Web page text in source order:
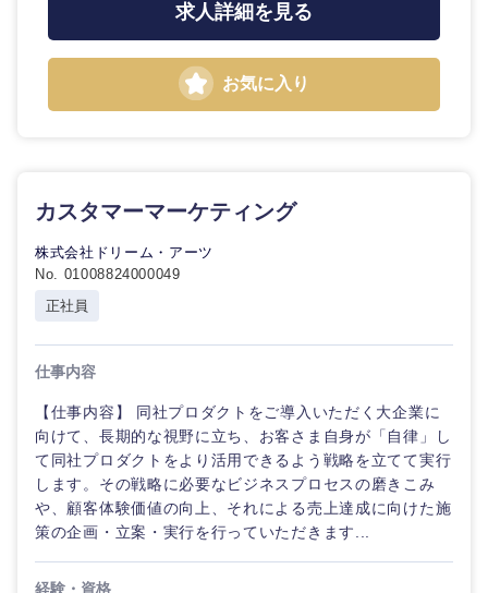
大阪府
求人詳細を見る
お気に入り
カスタマーマーケティング
株式会社ドリーム・アーツ
No. 01008824000049
正社員
仕事内容
【仕事内容】 同社プロダクトをご導入いただく大企業に
向けて、長期的な視野に立ち、お客さま自身が「自律」し
て同社プロダクトをより活用できるよう戦略を立てて実行
します。その戦略に必要なビジネスプロセスの磨きこみ
や、顧客体験価値の向上、それによる売上達成に向けた施
策の企画・立案・実行を行っていただきます...
経験・資格